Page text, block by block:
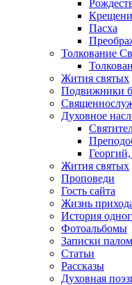
Пасха
Толкование
Жития святых
Подвижники
Духовное
Жития святых
Проповеди
Гость сайта
Жизнь
История
Фотоальбомы
Записки
Статьи
Рассказы
Духовная